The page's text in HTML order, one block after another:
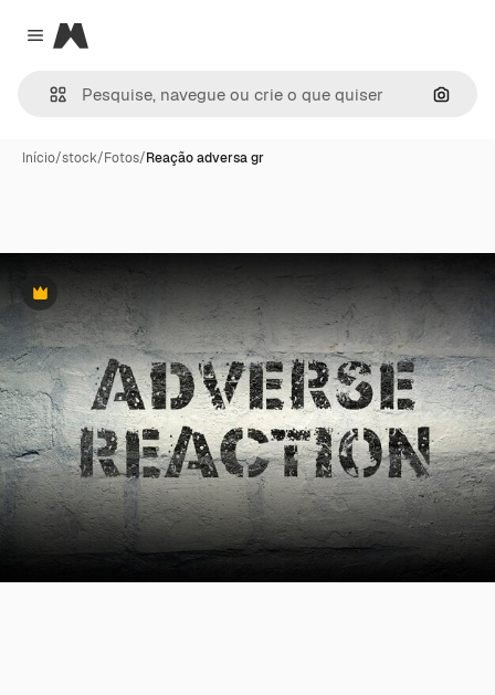
Close menu
Magnific
Início/stock/Fotos/Reação adversa gr
Premium